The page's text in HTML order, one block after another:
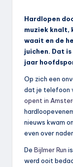
Hardlopen
muziek
waait en de
juichen. Dat is
jaar
Op zich een
dat je telefoon
opent in
nieuws kwam
even over
De Bijlmer Run
werd ooit